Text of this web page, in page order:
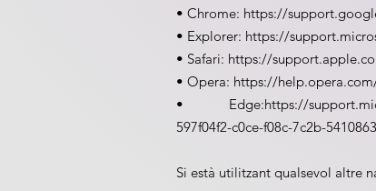
• Chrome: https://
• Explorer: https://
• Safari: https://
• Opera: https://
• Edge:https://
597f04f2-c0ce-f08c-7c2b-
Si està utilitzant qualsevol altre